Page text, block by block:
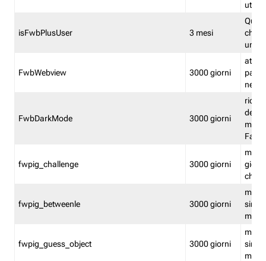
utenti
isFwbPlusUser 3 mesi
che
una
FwbWebview 3000 giorni
attiva
FwbDarkMode 3000 giorni
fwpig_challenge 3000 giorni
fwpig_betweenle 3000 giorni
fwpig_guess_object 3000 giorni